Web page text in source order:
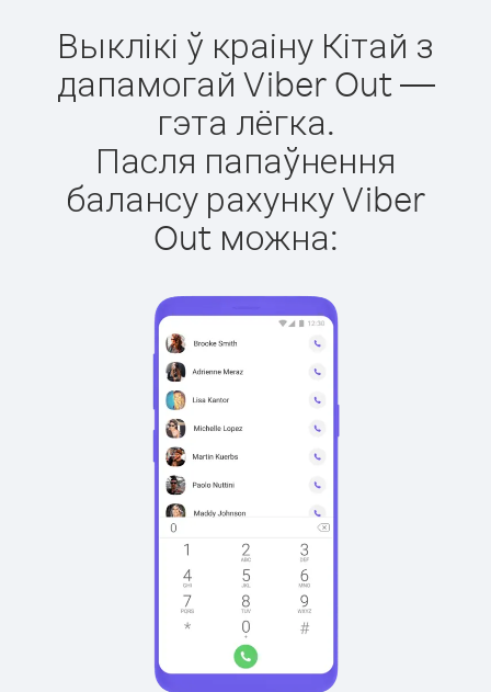
Выклікі ў краіну Кітай з
дапамогай Viber Out —
гэта лёгка.
Пасля папаўнення
балансу рахунку Viber
Out можна: